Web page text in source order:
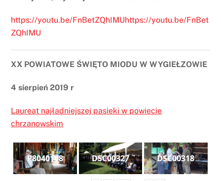
https://youtu.be/FnBetZQhIMUhttps://youtu.be/FnBet
ZQhIMU
XX POWIATOWE ŚWIĘTO MIODU W WYGIEŁZOWIE
4 sierpień 2019 r
Laureat najładniejszej pasieki w powiecie
chrzanowskim
P8040108 DSC00327 DSC00318